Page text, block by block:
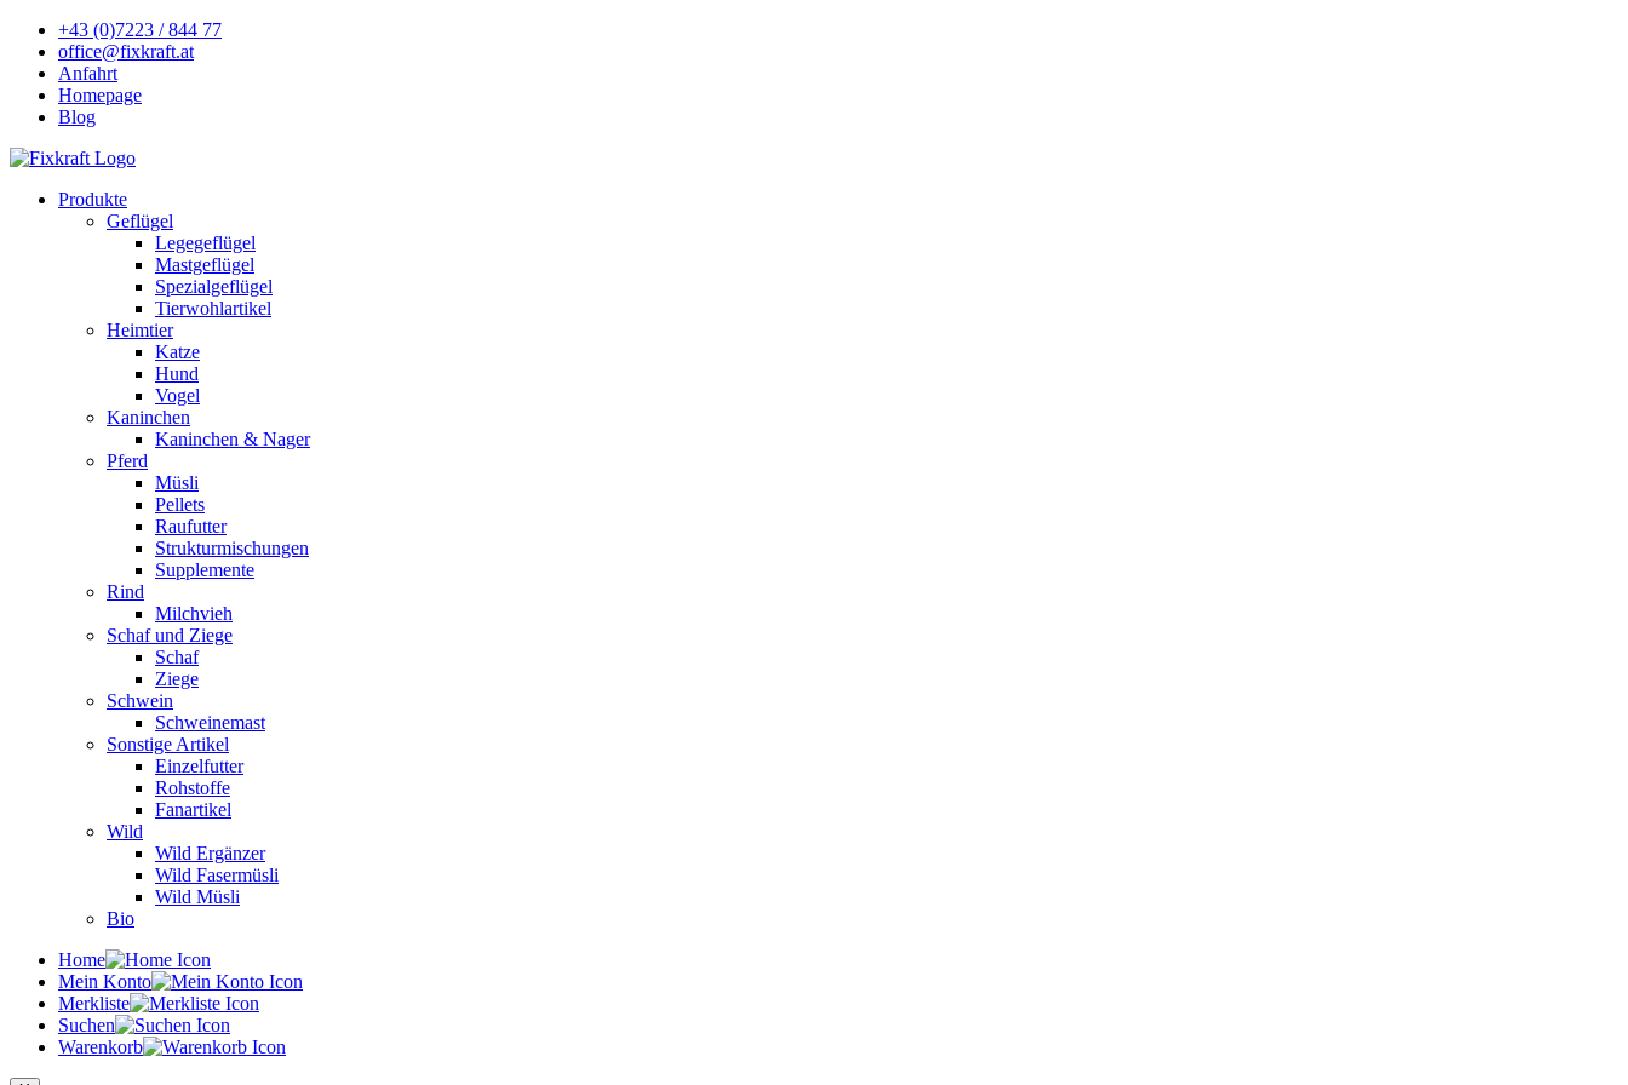
+43 (0)7223 / 844 77
office@fixkraft.at
Anfahrt
Homepage
Blog
Produkte
Geflügel
Legegeflügel
Mastgeflügel
Spezialgeflügel
Tierwohlartikel
Heimtier
Katze
Hund
Vogel
Kaninchen
Kaninchen & Nager
Pferd
Müsli
Pellets
Raufutter
Strukturmischungen
Supplemente
Rind
Milchvieh
Schaf und Ziege
Schaf
Ziege
Schwein
Schweinemast
Sonstige Artikel
Einzelfutter
Rohstoffe
Fanartikel
Wild
Wild Ergänzer
Wild Fasermüsli
Wild Müsli
Bio
Home
Mein Konto
Merkliste
Suchen
Warenkorb